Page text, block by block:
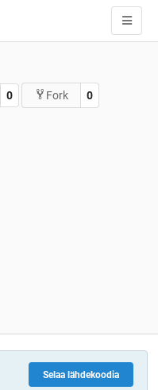
0 Fork 0
Selaa lähdekoodia